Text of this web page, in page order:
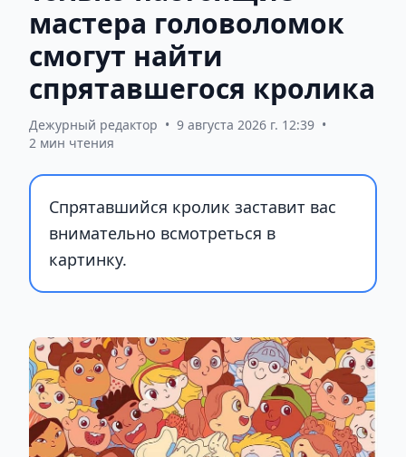
мастера головоломок
смогут найти
спрятавшегося кролика
Дежурный редактор • 9 августа 2026 г. 12:39 •
2 мин чтения
Спрятавшийся кролик заставит вас
внимательно всмотреться в
картинку.